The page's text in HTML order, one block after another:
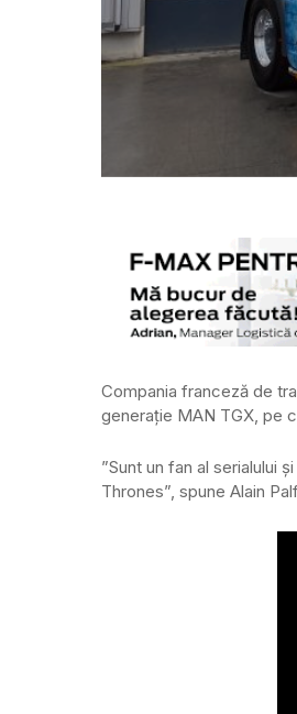
Compania franceză de
generație MAN TGX, pe
”Sunt un fan al serialului
Thrones”, spune Alain